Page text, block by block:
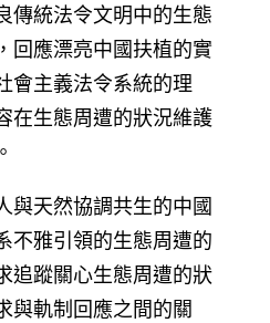
傳統法令文明中的生態
回應漂亮中國扶植的實
會主義法令系統的理
在生態周遭的狀況維護
與天然協調共生的中國
不雅引領的生態周遭的
追蹤關心生態周遭的狀
與軌制回應之間的關